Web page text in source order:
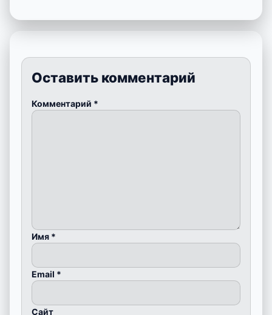
Оставить комментарий
Комментарий *
Имя *
Email *
Сайт